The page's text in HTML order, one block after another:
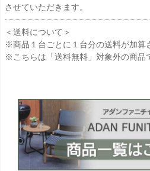
させていただきます。
＜送料について＞
※商品１台ごとに１台分の送料が加算
※こちらは「送料無料」対象外の商品